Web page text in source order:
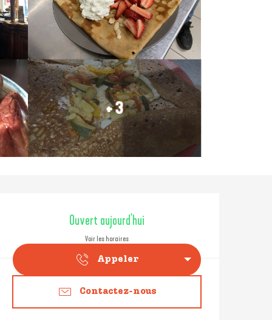
+ 3
Ouverture et
Ouvert aujourd'hui
Voir les horaires
Appeler
Contactez-nous